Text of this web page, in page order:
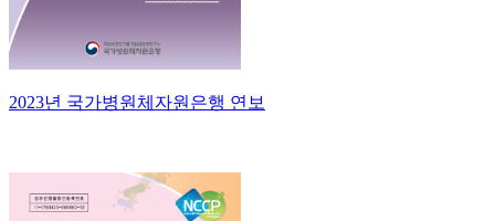
2023년 국가병원체자원은행 연보